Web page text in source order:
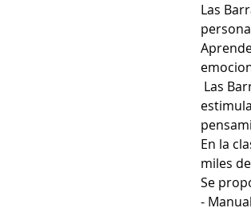
Las
Las
En la
miles
Se
-